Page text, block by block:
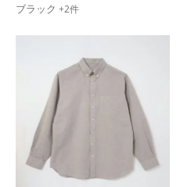
ブラック +2件